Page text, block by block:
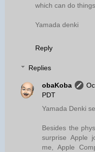
which can do
Yamada denki
Reply
Replies
obaKoba
PDT
Yamada Denki
Besides the
surprise Apple
me, Apple